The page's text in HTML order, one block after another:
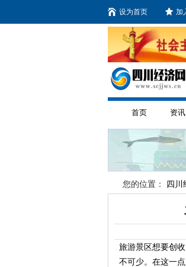
设为首页 加
首页 资讯
您的位置： 四川
旅游景区想要创
不可少。在这一